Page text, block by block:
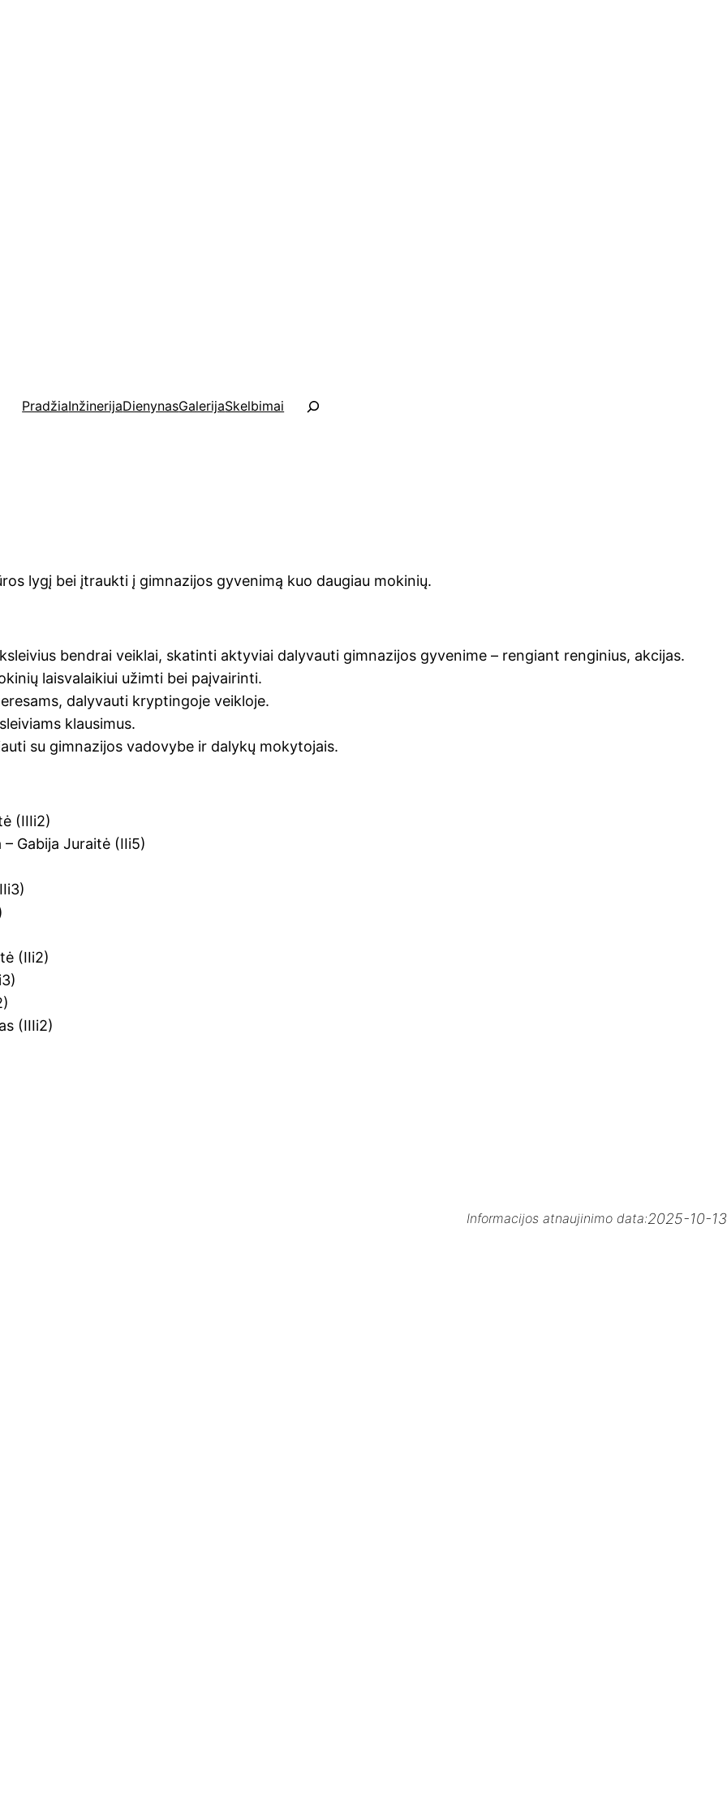
PradžiaInžinerijaDienynasGalerijaSkelbimai
a
lygį bei įtraukti į gimnazijos gyvenimą kuo daugiau mokinių.
bendrai veiklai, skatinti aktyviai dalyvauti gimnazijos gyvenime – rengiant renginius, akcijas.
laisvalaikiui užimti bei paįvairinti.
dalyvauti kryptingoje veikloje.
klausimus.
su gimnazijos vadovybe ir dalykų mokytojais.
(IIIi2)
Gabija Juraitė (IIi5)
(IIi2)
(IIIi2)
Informacijos atnaujinimo data:2025-10-13